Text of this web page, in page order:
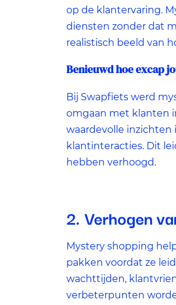
op de klantervaring.
diensten zonder dat
realistisch beeld van
Benieuwd hoe excap
Bij Swapfiets werd
omgaan met klanten
waardevolle
klantinteracties. Dit
hebben verhoogd.
2. Verhogen
Mystery shopping
pakken voordat ze
wachttijden,
verbeterpunten